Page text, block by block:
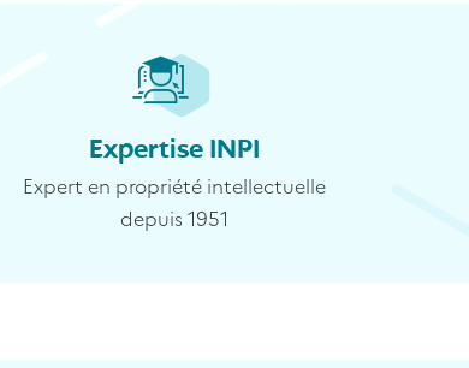
Expertise INPI
Expert en propriété intellectuelle
depuis 1951